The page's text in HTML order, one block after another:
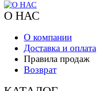
О НАС
О компании
Доставка и оплата
Правила продаж
Возврат